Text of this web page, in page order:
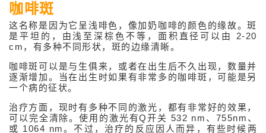
微针射频(Intracel)
其它
医美治疗产品
咖啡斑
这名称是因为它呈浅啡色，像加奶咖啡的颜色的缘故。斑
是平坦的，由浅至深棕色不等，面积直径可以由 2-20
cm，有多种不同形状，斑的边缘清晰。
咖啡斑可以是与生俱来，或者在出生后不久出现，数量并
逐渐增加。当在出生时如果有非常多的咖啡斑，可能是另
一个病的征状。
治疗方面，现时有多种不同的激光，都有非常好的效果，
可以完全清除。使用的激光有Q开关 532 nm、755nm、
或 1064 nm。不过，治疗的反应因人而异，有些时候两